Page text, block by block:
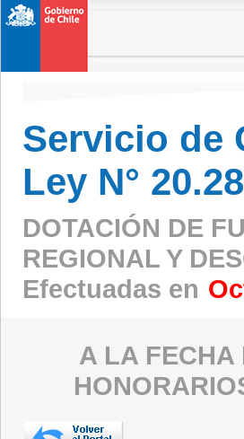
Servicio de
Ley N°
DOTACIÓN DE
REGIONAL Y
Efectuadas en
A LA FECHA